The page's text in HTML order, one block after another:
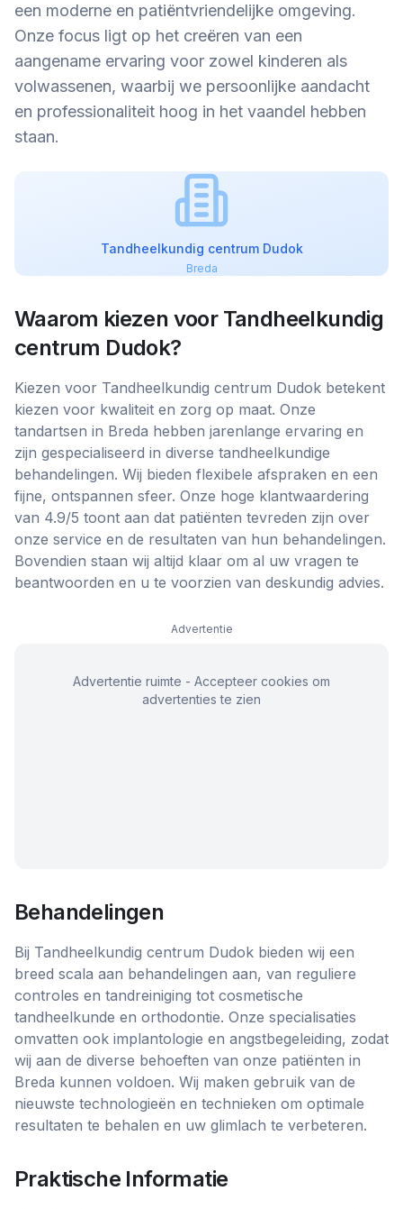
een moderne en patiëntvriendelijke omgeving.
Onze focus ligt op het creëren van een
aangename ervaring voor zowel kinderen als
volwassenen, waarbij we persoonlijke aandacht
en professionaliteit hoog in het vaandel hebben
staan.
Tandheelkundig centrum Dudok
Breda
Waarom kiezen voor Tandheelkundig
centrum Dudok?
Kiezen voor Tandheelkundig centrum Dudok betekent
kiezen voor kwaliteit en zorg op maat. Onze
tandartsen in Breda hebben jarenlange ervaring en
zijn gespecialiseerd in diverse tandheelkundige
behandelingen. Wij bieden flexibele afspraken en een
fijne, ontspannen sfeer. Onze hoge klantwaardering
van 4.9/5 toont aan dat patiënten tevreden zijn over
onze service en de resultaten van hun behandelingen.
Bovendien staan wij altijd klaar om al uw vragen te
beantwoorden en u te voorzien van deskundig advies.
Advertentie
Advertentie ruimte - Accepteer cookies om
advertenties te zien
Behandelingen
Bij Tandheelkundig centrum Dudok bieden wij een
breed scala aan behandelingen aan, van reguliere
controles en tandreiniging tot cosmetische
tandheelkunde en orthodontie. Onze specialisaties
omvatten ook implantologie en angstbegeleiding, zodat
wij aan de diverse behoeften van onze patiënten in
Breda kunnen voldoen. Wij maken gebruik van de
nieuwste technologieën en technieken om optimale
resultaten te behalen en uw glimlach te verbeteren.
Praktische Informatie